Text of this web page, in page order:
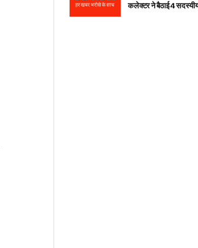
कलेक्टर ने बैठाई 4